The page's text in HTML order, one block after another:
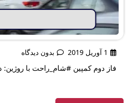
1 آوریل 2019 بدون دیدگاه
فاز دوم کمپین #شام_راحت با